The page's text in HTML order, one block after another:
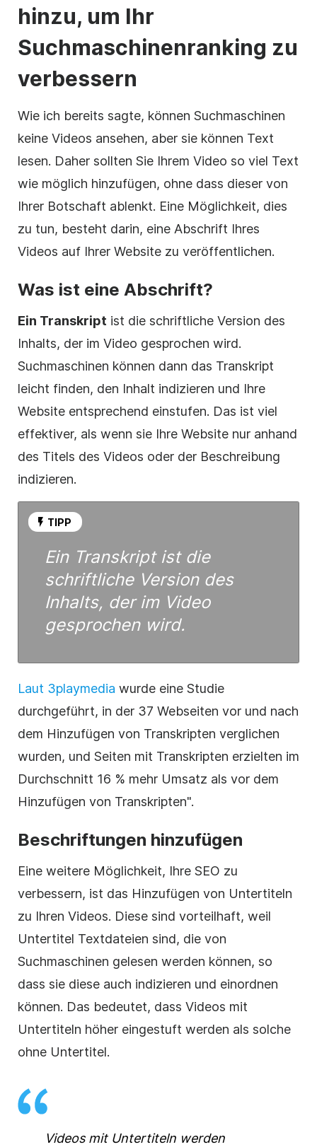
hinzu, um Ihr
Suchmaschinenranking zu
verbessern
Wie ich bereits sagte, können Suchmaschinen
keine Videos ansehen, aber sie können Text
lesen. Daher sollten Sie Ihrem Video so viel Text
wie möglich hinzufügen, ohne dass dieser von
Ihrer Botschaft ablenkt. Eine Möglichkeit, dies
zu tun, besteht darin, eine Abschrift Ihres
Videos auf Ihrer Website zu veröffentlichen.
Was ist eine Abschrift?
Ein Transkript ist die schriftliche Version des
Inhalts, der im Video gesprochen wird.
Suchmaschinen können dann das Transkript
leicht finden, den Inhalt indizieren und Ihre
Website entsprechend einstufen. Das ist viel
effektiver, als wenn sie Ihre Website nur anhand
des Titels des Videos oder der Beschreibung
indizieren.
TIPP
Ein Transkript ist die
schriftliche Version des
Inhalts, der im Video
gesprochen wird.
Laut 3playmedia wurde eine Studie
durchgeführt, in der 37 Webseiten vor und nach
dem Hinzufügen von Transkripten verglichen
wurden, und Seiten mit Transkripten erzielten im
Durchschnitt 16 % mehr Umsatz als vor dem
Hinzufügen von Transkripten".
Beschriftungen hinzufügen
Eine weitere Möglichkeit, Ihre SEO zu
verbessern, ist das Hinzufügen von Untertiteln
zu Ihren Videos. Diese sind vorteilhaft, weil
Untertitel Textdateien sind, die von
Suchmaschinen gelesen werden können, so
dass sie diese auch indizieren und einordnen
können. Das bedeutet, dass Videos mit
Untertiteln höher eingestuft werden als solche
ohne Untertitel.
Videos mit Untertiteln werden